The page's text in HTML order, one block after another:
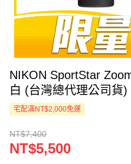
NIKON SportStar
白 (台灣總代理公司貨)
宅配滿NT$2,000免運
NT$7,400
NT$5,500